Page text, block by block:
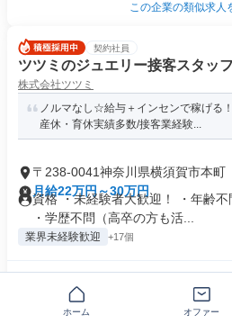
この企業の類似求人
契約社員
ツツミのジュエリー接客スタッフ
株式会社ツツミ
ノルマなし☆給与＋インセンで稼げる
産休・育休実績多数/接客業経験...
〒238-0041神奈川県横須賀市本町
月給22万円～30万円
資格 ・未経験者大歓迎！ ・年齢
・学歴不問（高卒の方も活...
業界未経験歓迎 +17個
ホーム オファー